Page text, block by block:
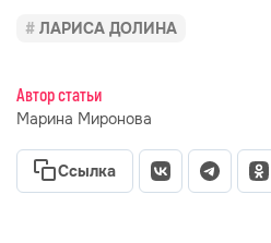
ЛАРИСА ДОЛИНА
Автор статьи
Марина Миронова
Ссылка